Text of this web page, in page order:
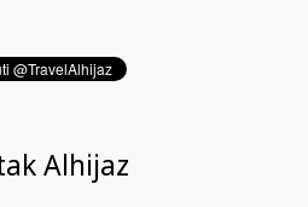
Alhijaz